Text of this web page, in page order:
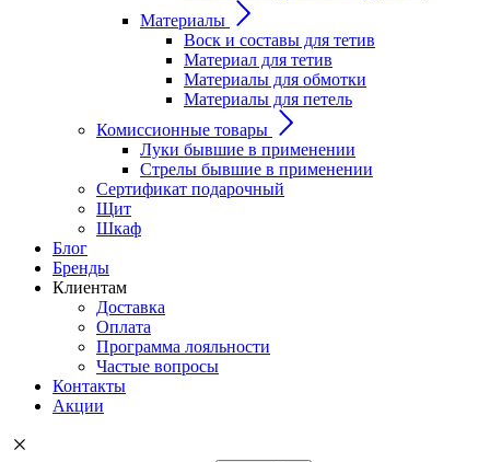
Материалы
Воск и составы для тетив
Материал для тетив
Материалы для обмотки
Материалы для петель
Комиссионные товары
Луки бывшие в применении
Стрелы бывшие в применении
Сертификат подарочный
Щит
Шкаф
Блог
Бренды
Клиентам
Доставка
Оплата
Программа лояльности
Частые вопросы
Контакты
Акции